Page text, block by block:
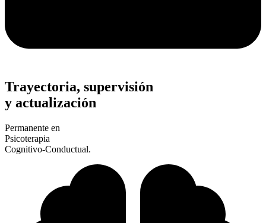
Trayectoria, supervisión
y actualización
Permanente en
Psicoterapia
Cognitivo-Conductual.